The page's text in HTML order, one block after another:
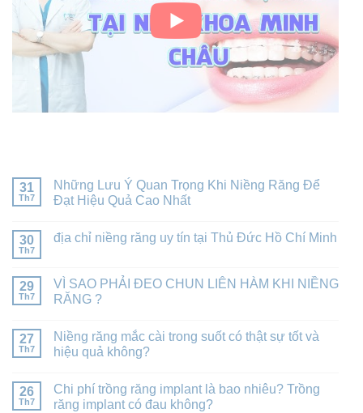
31
Th7
Những Lưu Ý Quan Trọng Khi Niềng Răng Để
Đạt Hiệu Quả Cao Nhất
30
Th7
địa chỉ niềng răng uy tín tại Thủ Đức Hồ Chí Minh
29
Th7
VÌ SAO PHẢI ĐEO CHUN LIÊN HÀM KHI NIỀNG
RĂNG ?
27
Th7
Niềng răng mắc cài trong suốt có thật sự tốt và
hiệu quả không?
26
Th7
Chi phí trồng răng implant là bao nhiêu? Trồng
răng implant có đau không?